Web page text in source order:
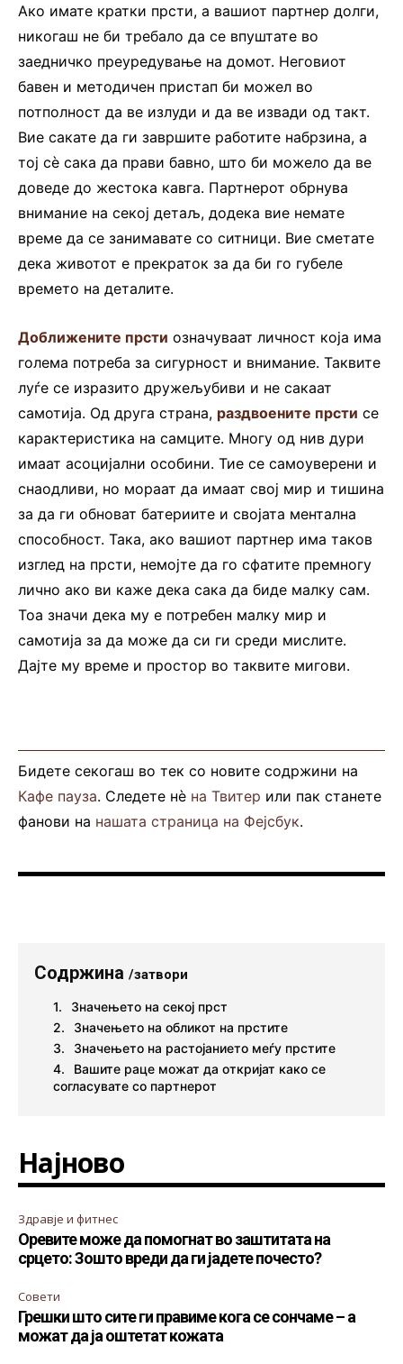
Ако имате кратки прсти, а вашиот партнер долги,
никогаш не би требало да се впуштате во
заедничко преуредување на домот. Неговиот
бавен и методичен пристап би можел во
потполност да ве излуди и да ве извади од такт.
Вие сакате да ги завршите работите набрзина, а
тој сѐ сака да прави бавно, што би можело да ве
доведе до жестока кавга. Партнерот обрнува
внимание на секој детаљ, додека вие немате
време да се занимавате со ситници. Вие сметате
дека животот е прекраток за да би го губеле
времето на деталите.
Доближените прсти означуваат личност која има
голема потреба за сигурност и внимание. Таквите
луѓе се изразито дружељубиви и не сакаат
самотија. Од друга страна, раздвоените прсти се
карактеристика на самците. Многу од нив дури
имаат асоцијални особини. Тие се самоуверени и
снаодливи, но мораат да имаат свој мир и тишина
за да ги обноват батериите и својата ментална
способност. Така, ако вашиот партнер има таков
изглед на прсти, немојте да го сфатите премногу
лично ако ви каже дека сака да биде малку сам.
Тоа значи дека му е потребен малку мир и
самотија за да може да си ги среди мислите.
Дајте му време и простор во таквите мигови.
Бидете секогаш во тек со новите содржини на
Кафе пауза. Следете нè на Твитер или пак станете
фанови на нашата страница на Фејсбук.
Содржина /затвори
Значењето на секој прст
Значењето на обликот на прстите
Значењето на растојанието меѓу прстите
Вашите раце можат да откријат како се
согласувате со партнерот
Најново
Здравје и фитнес
Оревите може да помогнат во заштитата на
срцето: Зошто вреди да ги јадете почесто?
Совети
Грешки што сите ги правиме кога се сончаме – а
можат да ја оштетат кожата